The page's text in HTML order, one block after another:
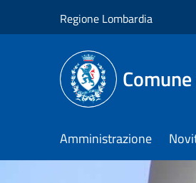
Regione Lombardia
Amministrazione